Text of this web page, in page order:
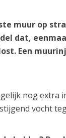
muur op
dat,
Een
nog extra
vocht